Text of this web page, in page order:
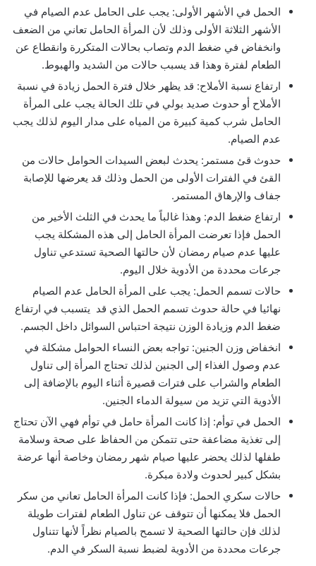
‏الحمل في الأشهر الأولى: يجب على الحامل عدم الصيام في
الأشهر الثلاثة الأولى وذلك لأن المرأة الحامل تعاني من الضعف
وانخفاض في ضغط الدم وتصاب بحالات المتكررة وانقطاع عن
الطعام لفترة وهذا قد يسبب حالات من الشديد والهبوط.
‏ارتفاع ‏نسبة الأملاح: قد يظهر خلال فترة الحمل زيادة في نسبة
الأملاح أو حدوث صديد بولي في تلك الحالة يجب على المرأة
الحامل شرب كمية كبيرة من المياه على مدار اليوم لذلك يجب
عدم الصيام.
‏حدوث قئ مستمر: يحدث لبعض السيدات الحوامل حالات من
القئ في الفترات الأولى من الحمل وذلك قد يعرضها للإصابة
جفاف والإرهاق المستمر.
‏ارتفاع ضغط الدم: وهذا غالباً ما يحدث في الثلث الأخير من
الحمل فإذا تعرضت المرأة الحامل إلى هذه المشكلة يجب
عليها عدم صيام رمضان لأن حالتها الصحية تستدعي تناول
جرعات محددة من الأدوية خلال اليوم.
‏حالات تسمم الحمل: يجب على المرأة الحامل عدم الصيام
نهائيا في حالة حدوث تسمم الحمل الذي قد يتسبب في ارتفاع
ضغط الدم وزيادة الوزن نتيجة احتباس السوائل داخل الجسم.
‏انخفاض وزن الجنين: تواجه بعض النساء الحوامل مشكلة في
عدم وصول الغذاء إلى الجنين لذلك تحتاج المرأة إلى تناول
الطعام والشراب على فترات قصيرة أثناء اليوم بالإضافة إلى
الأدوية التي تزيد من سيولة الدماء الجنين.
‏الحمل في توأم: إذا كانت المرأة حامل في توأم فهي الآن تحتاج
إلى تغذية مضاعفة حتى تتمكن من الحفاظ على صحة وسلامة
طفلها لذلك يحضر عليها صيام شهر رمضان وخاصة أنها عرضة
بشكل كبير لحدوث ولادة مبكرة.
‏حالات سكري الحمل: فإذا كانت المرأة الحامل تعاني من سكر
الحمل فلا يمكنها أن تتوقف عن تناول الطعام لفترات طويلة
لذلك فإن حالتها الصحية لا تسمح بالصيام نظراً لأنها تتناول
جرعات محددة من الأدوية لضبط نسبة السكر في الدم.